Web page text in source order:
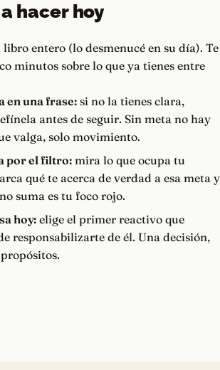
hacer hoy
entero (lo desmenucé en su día). Te
minutos sobre lo que ya tienes entre
en una frase:si no la tienes clara,
antes de seguir. Sin meta no hay
valga, solo movimiento.
por el filtro:mira lo que ocupa tu
qué te acerca de verdad a esa meta y
suma es tu foco rojo.
hoy:elige el primer reactivo que
responsabilizarte de él. Una decisión,